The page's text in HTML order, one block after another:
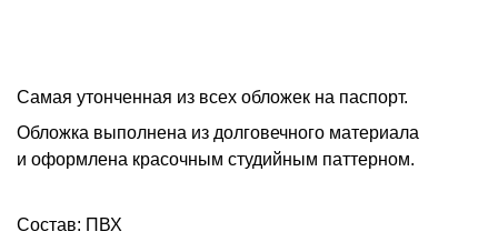
Самая утонченная из всех обложек на паспорт.
Обложка выполнена из долговечного материала
и оформлена красочным студийным паттерном.
Состав: ПВХ